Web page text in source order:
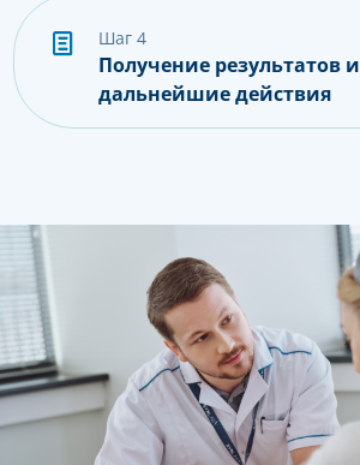
шаг 4
Получение результатов и
дальнейшие действия